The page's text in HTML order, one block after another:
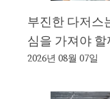
부진한 다저스
심을 가져야 할
2026년 08월 07일